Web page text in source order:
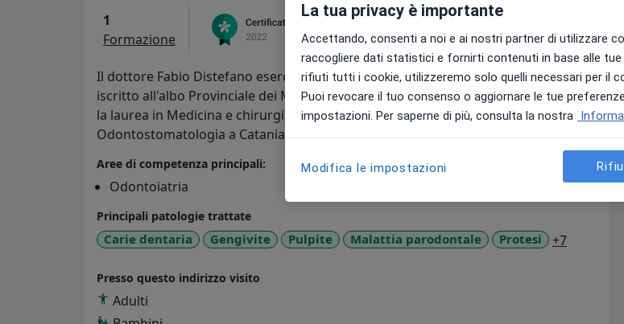
1
Formazione
Il dottore Fabio Distefano esercita la professione medica nella provincia di CT. È
iscritto all'albo Provinciale dei Medici Chirurghi di CATANIA dal 25/02/1988, ottiene
la laurea in Medicina e chirurgia a Catania nel 1987. Inoltre si specializza in
Odontostomatologia a Catania il 12/12/1991.
Aree di competenza principali:
Odontoiatria
Principali patologie trattate
Carie dentaria Gengivite Pulpite Malattia parodontale Protesi +7
Presso questo indirizzo visito
Adulti
La tua privacy è importante
Accettando, consenti a noi e ai nostri partner di utilizzare
raccogliere dati statistici e fornirti contenuti in base alle tue
rifiuti tutti i cookie, utilizzeremo solo quelli necessari per il
Puoi revocare il tuo consenso o aggiornare le tue
impostazioni. Per saperne di più, consulta la nostra
Modifica le impostazioni